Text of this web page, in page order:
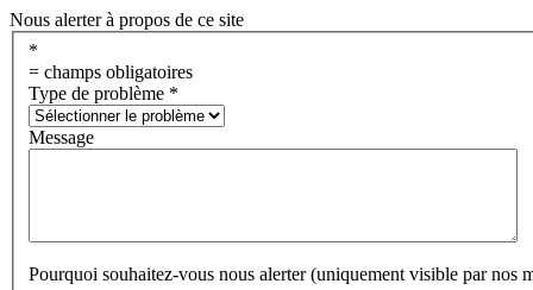
Nous alerter à propos de ce site
*
= champs obligatoires
Type de problème *
Message
Pourquoi souhaitez-vous nous alerter (uniquement visible par nos